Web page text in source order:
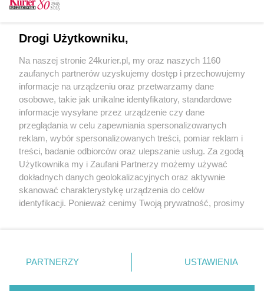
To nie było samobójstwo lecz zabójstwo
Potrącił 93-latka i 9-latkę. Szukają świadków
Schwytani pod Szczecinem
POGODA
17℃
Zobacz prognozę na 3 dni
Copyright © 2022 Kurier Szczeciński sp. z o.o.
Wszelkie prawa zastrzeżone
Drogi Użytkowniku,
Na naszej stronie 24kurier.pl, my oraz naszych 1160
zaufanych partnerów uzyskujemy dostęp i przechowujemy
informacje na urządzeniu oraz przetwarzamy dane
osobowe, takie jak unikalne identyfikatory, standardowe
informacje wysyłane przez urządzenie czy dane
przeglądania w celu zapewniania spersonalizowanych
reklam, wybór spersonalizowanych treści, pomiar reklam i
treści, badanie odbiorców oraz ulepszanie usług. Za zgodą
Użytkownika my i Zaufani Partnerzy możemy używać
dokładnych danych geolokalizacyjnych oraz aktywnie
skanować charakterystykę urządzenia do celów
identyfikacji. Ponieważ cenimy Twoją prywatność, prosimy
prywatności znajdujący się w lewym dolnym rogu strony
. Niektóre rodzaje przetwarzania danych nie wymagają
PARTNERZY USTAWIENIA